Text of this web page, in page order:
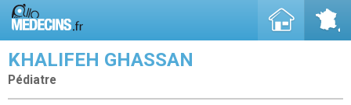
KHALIFEH GHASSAN
Pédiatre